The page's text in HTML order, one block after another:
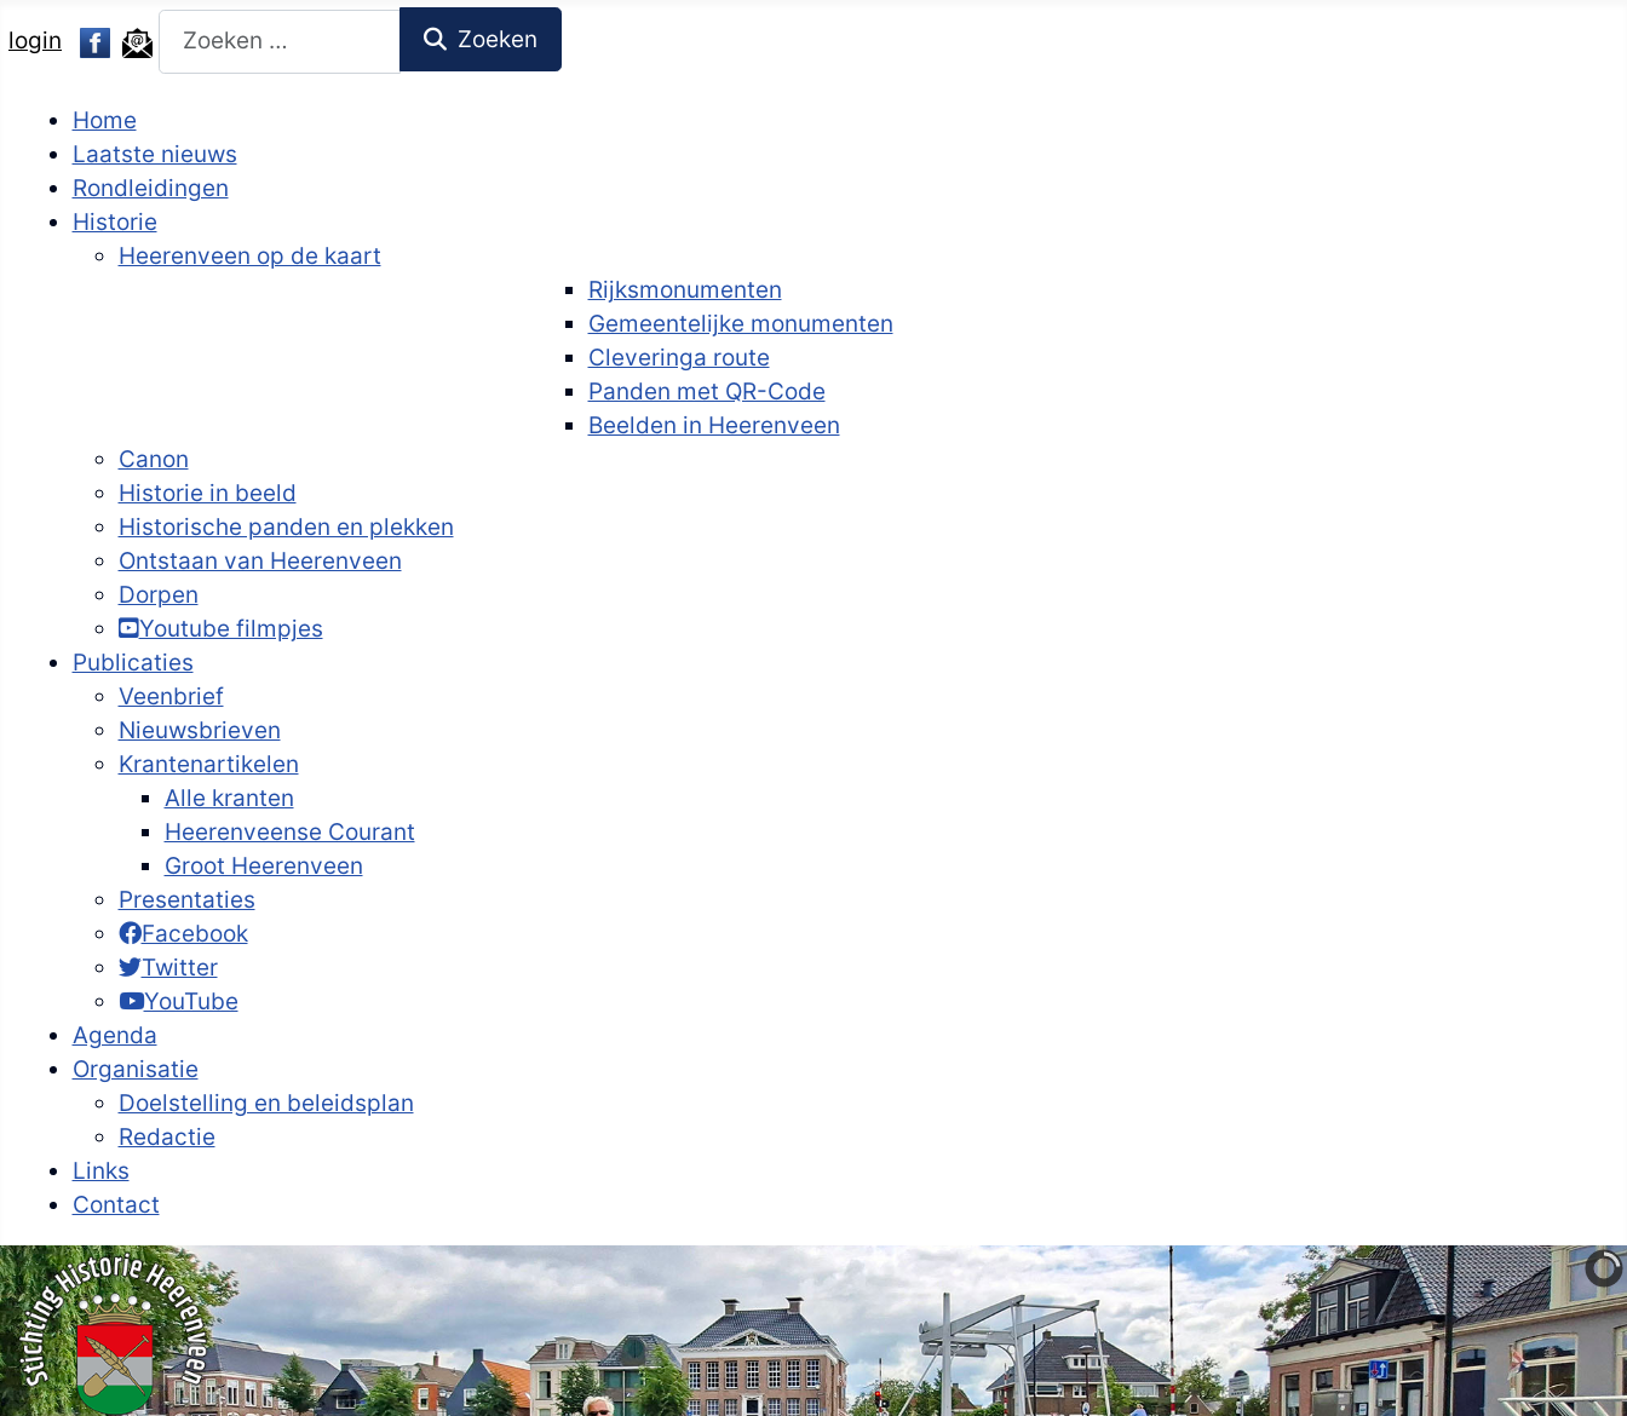
login
Zoeken
Zoeken
Home
Laatste nieuws
Rondleidingen
Historie
Heerenveen op de kaart
Rijksmonumenten
Gemeentelijke monumenten
Cleveringa route
Panden met QR-Code
Beelden in Heerenveen
Canon
Historie in beeld
Historische panden en plekken
Ontstaan van Heerenveen
Dorpen
Youtube filmpjes
Publicaties
Veenbrief
Nieuwsbrieven
Krantenartikelen
Alle kranten
Heerenveense Courant
Groot Heerenveen
Presentaties
Facebook
Twitter
YouTube
Agenda
Organisatie
Doelstelling en beleidsplan
Redactie
Links
Contact